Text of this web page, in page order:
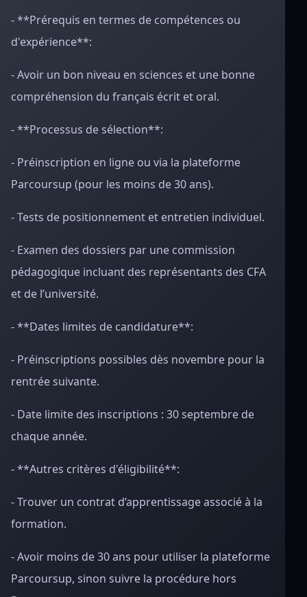
- **Prérequis en termes de compétences ou
d'expérience**:
- Avoir un bon niveau en sciences et une bonne
compréhension du français écrit et oral.
- **Processus de sélection**:
- Préinscription en ligne ou via la plateforme
Parcoursup (pour les moins de 30 ans).
- Tests de positionnement et entretien individuel.
- Examen des dossiers par une commission
pédagogique incluant des représentants des CFA
et de l’université.
- **Dates limites de candidature**:
- Préinscriptions possibles dès novembre pour la
rentrée suivante.
- Date limite des inscriptions : 30 septembre de
chaque année.
- **Autres critères d'éligibilité**:
- Trouver un contrat d’apprentissage associé à la
formation.
- Avoir moins de 30 ans pour utiliser la plateforme
Parcoursup, sinon suivre la procédure hors